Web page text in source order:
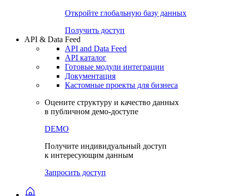
Проверка контрагента
Попробуйте7-дневный
Откройте глобальную базу данных
Получить доступ
API & Data Feed
API and Data Feed
Готовые модули интеграции
Документация
в публичном демо-доступе